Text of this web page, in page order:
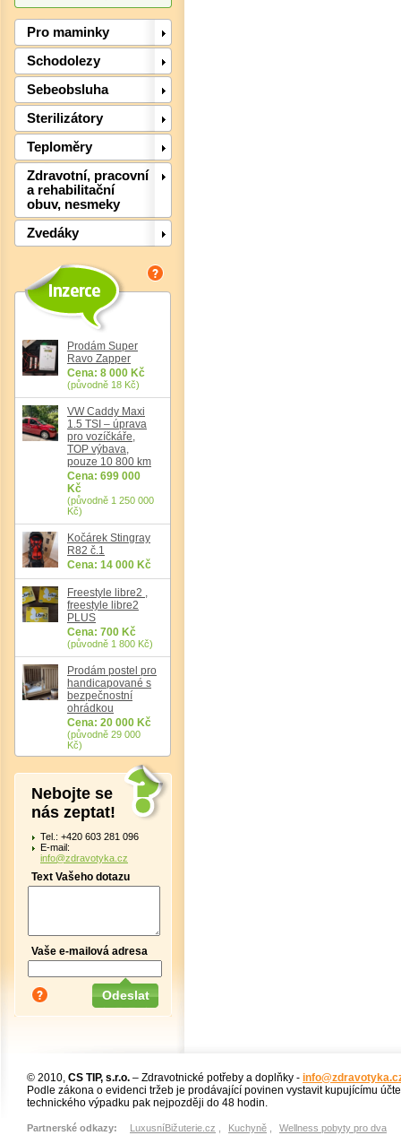
Pro maminky
Schodolezy
Sebeobsluha
Sterilizátory
Teploměry
Zdravotní, pracovní
a rehabilitační
obuv, nesmeky
Zvedáky
Prodám Super
Ravo Zapper
Cena: 8 000 Kč
(původně 18 Kč)
VW Caddy Maxi
1.5 TSI – úprava
pro vozíčkáře,
TOP výbava,
pouze 10 800 km
Cena: 699 000
Kč
(původně 1 250 000
Kč)
Kočárek Stingray
R82 č.1
Cena: 14 000 Kč
Freestyle libre2 ,
freestyle libre2
PLUS
Cena: 700 Kč
(původně 1 800 Kč)
Prodám postel pro
handicapované s
bezpečnostní
ohrádkou
Cena: 20 000 Kč
(původně 29 000
Kč)
Nebojte se
nás zeptat!
Tel.: +420 603 281 096
E-mail:
info@zdravotyka.cz
Text Vašeho dotazu
Vaše e-mailová adresa
© 2010, CS TIP, s.r.o. – Zdravotnické potřeby a doplňky -
Podle zákona o evidenci tržeb je prodávající povinen vystavit kupujícímu
technického výpadku pak nejpozději do 48 hodin.
Partnerské odkazy: LuxusníBižuterie.cz Kuchyně Wellness pobyty pro dva